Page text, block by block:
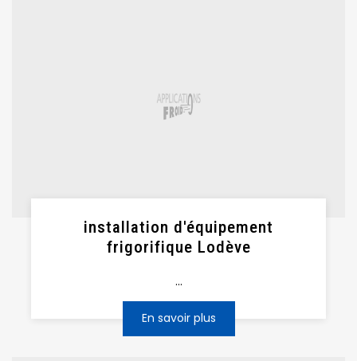
installation d'équipement
frigorifique Lodève
...
En savoir plus